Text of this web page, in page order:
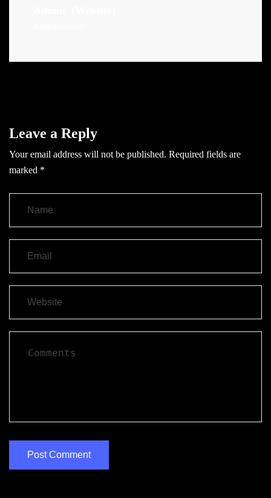
Leave a Reply
Your email address will not be published. Required fields are
marked *